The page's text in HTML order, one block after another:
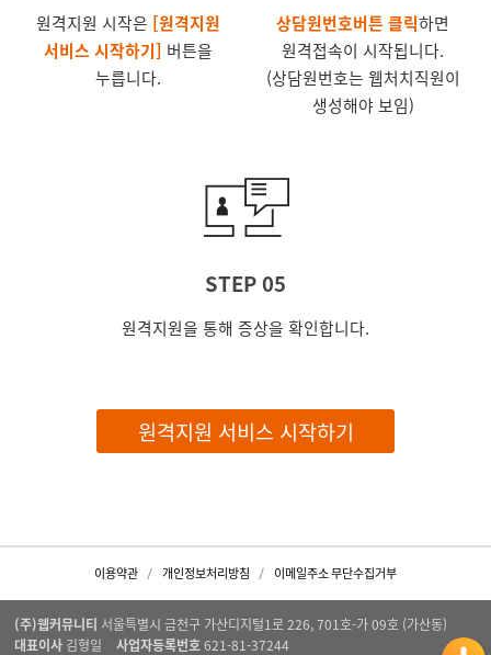
원격지원 시작은 [원격지원
서비스 시작하기] 버튼을
누릅니다.
상담원번호버튼 클릭하면
원격접속이 시작됩니다.
(상담원번호는 웹처치직원이
생성해야 보임)
STEP 05
원격지원을 통해 증상을 확인합니다.
원격지원 서비스 시작하기
이용약관 개인정보처리방침 이메일주소 무단수집거부
(주)웹커뮤니티 서울특별시 금천구 가산디지털1로 226, 701호-가 09호 (가산동)
대표이사 김형일 사업자등록번호621-81-37244